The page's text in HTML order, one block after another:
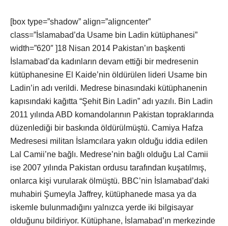
[box type=”shadow” align=”aligncenter”
class=”İslamabad’da Usame bin Ladin kütüphanesi”
width=”620″ ]18 Nisan 2014 Pakistan’ın başkenti
İslamabad’da kadınların devam ettiği bir medresenin
kütüphanesine El Kaide’nin öldürülen lideri Usame bin
Ladin’in adı verildi. Medrese binasındaki kütüphanenin
kapısındaki kağıtta “Şehit Bin Ladin” adı yazılı. Bin Ladin
2011 yılında ABD komandolarının Pakistan topraklarında
düzenlediği bir baskında öldürülmüştü. Camiya Hafza
Medresesi militan İslamcılara yakın olduğu iddia edilen
Lal Camii’ne bağlı. Medrese’nin bağlı olduğu Lal Camii
ise 2007 yılında Pakistan ordusu tarafından kuşatılmış,
onlarca kişi vurularak ölmüştü. BBC’nin İslamabad’daki
muhabiri Şumeyla Jaffrey, kütüphanede masa ya da
iskemle bulunmadığını yalnızca yerde iki bilgisayar
olduğunu bildiriyor. Kütüphane, İslamabad’ın merkezinde